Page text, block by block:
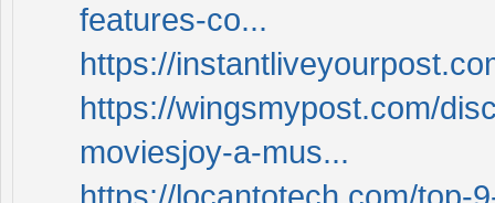
features-co...
https://
https://wingsmypost.com/
moviesjoy-a-mus...
https://locantotech.com/top-